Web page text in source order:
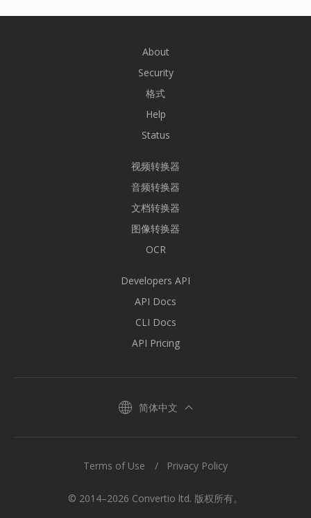
About
Security
格式
Help
Status
视频转换器
音频转换器
文档转换器
图像转换器
OCR
Developers API
API Docs
CLI Docs
API Pricing
简体中文
© 2014–2026 Convertio ltd. 版权所有。
Terms of Use Privacy Policy